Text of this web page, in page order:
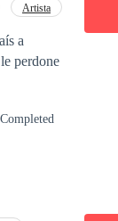
Artista
a
perdone
Completed